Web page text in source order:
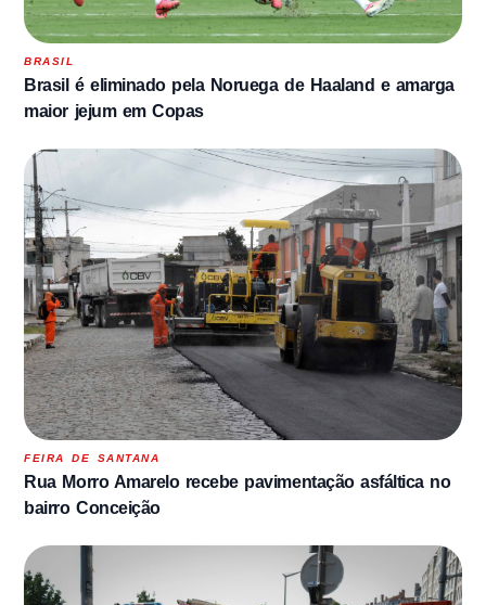
BRASIL
Brasil é eliminado pela Noruega de Haaland e amarga
maior jejum em Copas
FEIRA DE SANTANA
Rua Morro Amarelo recebe pavimentação asfáltica no
bairro Conceição